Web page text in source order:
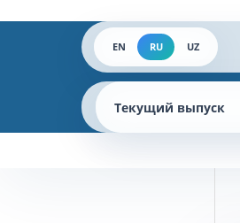
EN RU UZ
Текущий выпуск